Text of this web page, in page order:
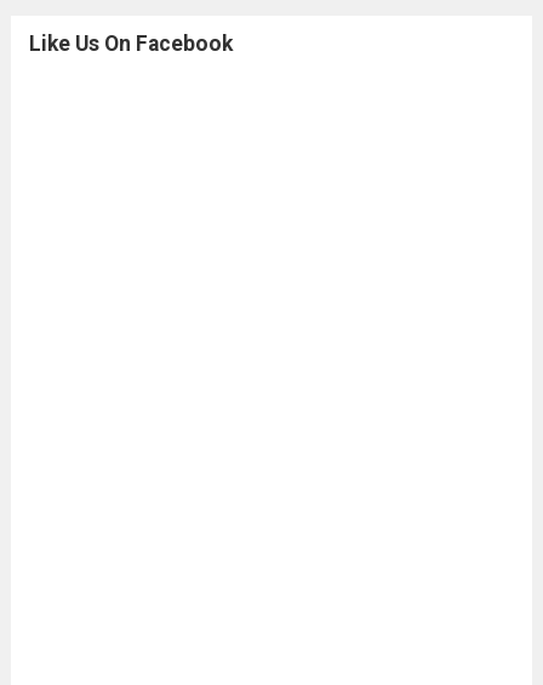
Like Us On Facebook